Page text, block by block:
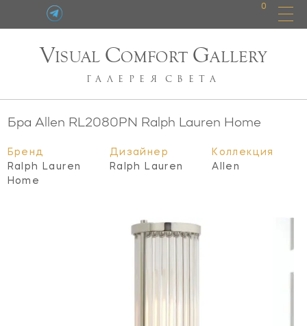
0
VISUAL COMFORT GALLERY
ГАЛЕРЕЯ СВЕТА
Бра Allen RL2080PN Ralph Lauren Home
Бренд
Ralph Lauren
Home
Дизайнер
Ralph Lauren
Коллекция
Allen